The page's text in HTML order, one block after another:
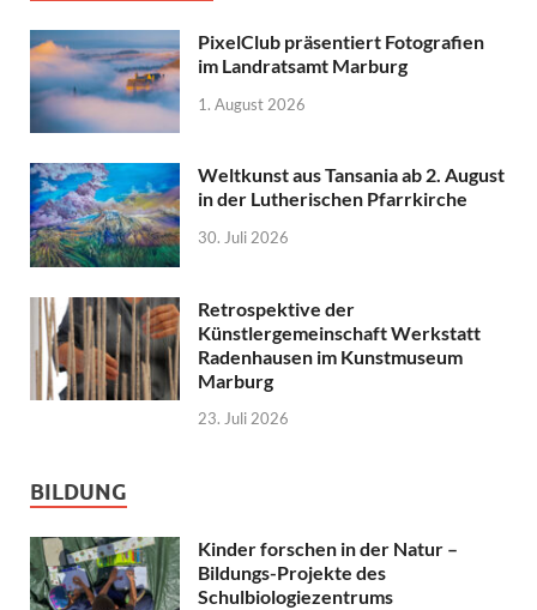
PixelClub präsentiert Fotografien
im Landratsamt Marburg
1. August 2026
Weltkunst aus Tansania ab 2. August
in der Lutherischen Pfarrkirche
30. Juli 2026
Retrospektive der
Künstlergemeinschaft Werkstatt
Radenhausen im Kunstmuseum
Marburg
23. Juli 2026
BILDUNG
Kinder forschen in der Natur –
Bildungs-Projekte des
Schulbiologiezentrums